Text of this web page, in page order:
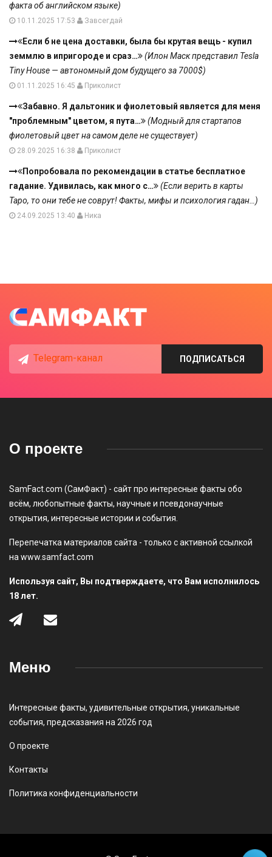
факта об английском языке)
10.11.2025 17:53 Завсегдай
Если б не цена доставки, была бы крутая вещь - купил
земмлю в ипригороде и сраз…
(Илон Маск представил Tesla
Tiny House — автономный дом будущего за 7000$)
01.11.2025 16:45 Приколист
Забавно. Я дальтоник и фиолетовый является для меня
"проблемным" цветом, я пута…
(Модный для стартапов
фиолетовый цвет на самом деле не существует)
28.09.2025 16:38 Приколист
Попробовала по рекомендации в статье бесплатное
гадание. Удивилась, как много с…
(Если верить в карты
Таро, то они тебе не соврут! Факты, мифы и психология гадан…)
24.09.2025 13:40 Ника
Telegram-канал ПОДПИСАТЬСЯ
О проекте
SamFact.com (СамФакт) - сайт про интересные факты обо
всём, любопытные факты, научные и псевдонаучные
открытия, интересные истории и события.
Перепечатка материалов сайта - только с активной ссылкой
на www.samfact.com
Используя сайт, Вы подтверждаете, что Вам исполнилось
18 лет.
Меню
Интересные факты, удивительные открытия, уникальные
события, предсказания на 2026 год
О проекте
Контакты
Политика конфиденциальности